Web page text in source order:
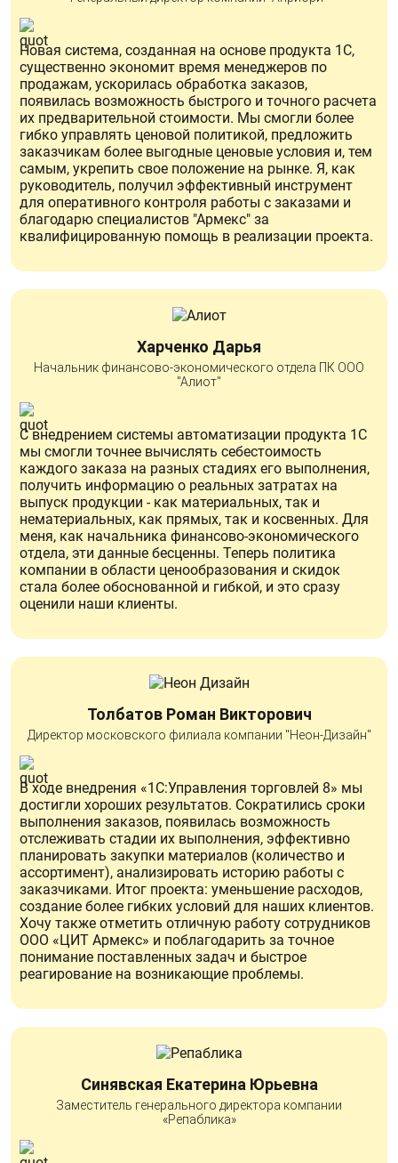
Новая система, созданная на основе продукта 1С,
существенно экономит время менеджеров по
продажам, ускорилась обработка заказов,
появилась возможность быстрого и точного расчета
их предварительной стоимости. Мы смогли более
гибко управлять ценовой политикой, предложить
заказчикам более выгодные ценовые условия и, тем
самым, укрепить свое положение на рынке. Я, как
руководитель, получил эффективный инструмент
для оперативного контроля работы с заказами и
благодарю специалистов "Армекс" за
квалифицированную помощь в реализации проекта.
Харченко Дарья
Начальник финансово-экономического отдела ПК ООО
"Алиот"
С внедрением системы автоматизации продукта 1С
мы смогли точнее вычислять себестоимость
каждого заказа на разных стадиях его выполнения,
получить информацию о реальных затратах на
выпуск продукции - как материальных, так и
нематериальных, как прямых, так и косвенных. Для
меня, как начальника финансово-экономического
отдела, эти данные бесценны. Теперь политика
компании в области ценообразования и скидок
стала более обоснованной и гибкой, и это сразу
оценили наши клиенты.
Толбатов Роман Викторович
Директор московского филиала компании "Неон-Дизайн"
В ходе внедрения «1С:Управления торговлей 8» мы
достигли хороших результатов. Сократились сроки
выполнения заказов, появилась возможность
отслеживать стадии их выполнения, эффективно
планировать закупки материалов (количество и
ассортимент), анализировать историю работы с
заказчиками. Итог проекта: уменьшение расходов,
создание более гибких условий для наших клиентов.
Хочу также отметить отличную работу сотрудников
ООО «ЦИТ Армекс» и поблагодарить за точное
понимание поставленных задач и быстрое
реагирование на возникающие проблемы.
Синявская Екатерина Юрьевна
Заместитель генерального директора компании
«Репаблика»